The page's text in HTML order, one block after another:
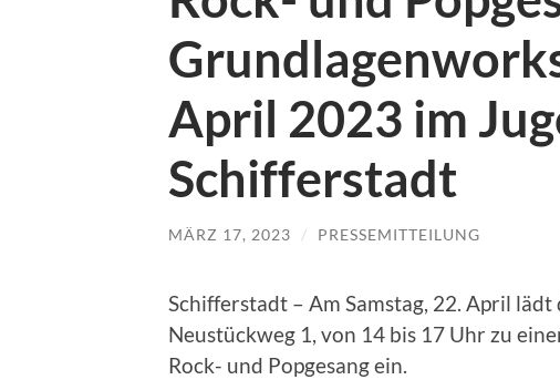
April 2023 im
Schifferstadt
MÄRZ 17, 2023 / PRESSEMITTEILUNG
Schifferstadt – Am Samstag, 22. April
Neustückweg 1, von 14 bis 17 Uhr zu
Rock- und Popgesang ein.